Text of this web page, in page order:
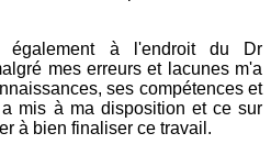
également à l'endroit du Dr
mes erreurs et lacunes m'a
ses compétences et
mis à ma disposition et ce sur
à bien finaliser ce travail.